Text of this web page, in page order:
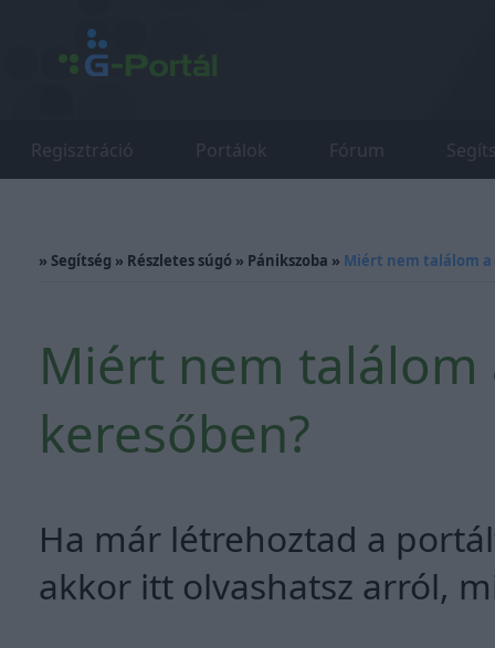
Regisztráció Portálok Fórum
» Segítség » Részletes súgó » Pánikszoba » Miért nem találom a
Miért nem
keresőben?
Ha már létrehoztad a
akkor itt olvashatsz arról,